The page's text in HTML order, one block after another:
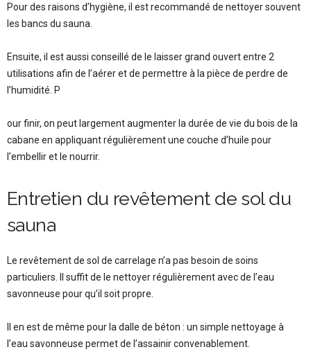
Pour des raisons d’hygiène, il est recommandé de nettoyer souvent
les bancs du sauna.
Ensuite, il est aussi conseillé de le laisser grand ouvert entre 2
utilisations afin de l’aérer et de permettre à la pièce de perdre de
l’humidité. P
our finir, on peut largement augmenter la durée de vie du bois de la
cabane en appliquant régulièrement une couche d’huile pour
l’embellir et le nourrir.
Entretien du revêtement de sol du
sauna
Le revêtement de sol de carrelage n’a pas besoin de soins
particuliers. Il suffit de le nettoyer régulièrement avec de l’eau
savonneuse pour qu’il soit propre.
Il en est de même pour la dalle de béton : un simple nettoyage à
l’eau savonneuse permet de l’assainir convenablement.